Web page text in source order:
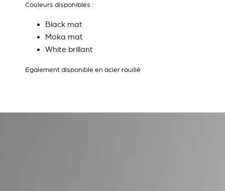
Couleurs disponibles :
Black mat
Moka mat
White brillant
Egalement disponible en acier rouillé